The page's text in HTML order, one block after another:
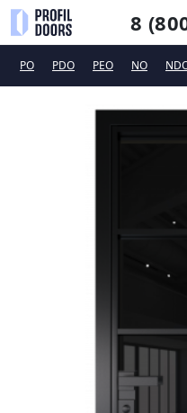
8
СИСТЕМЫ
PO PDO PEO NO